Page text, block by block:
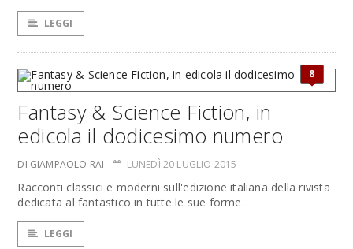
LEGGI
8
Fantasy & Science Fiction, in
edicola il dodicesimo numero
DI GIAMPAOLO RAI LUNEDÌ 20 LUGLIO 2015
Racconti classici e moderni sull'edizione italiana della rivista
dedicata al fantastico in tutte le sue forme.
LEGGI